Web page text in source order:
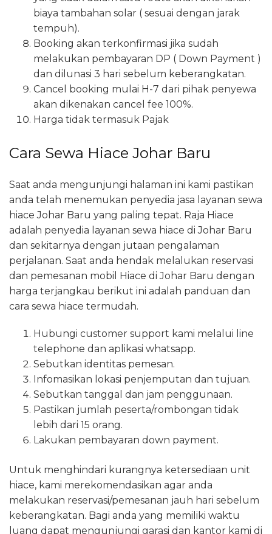
biaya tambahan solar ( sesuai dengan jarak
tempuh).
Booking akan terkonfirmasi jika sudah
melakukan pembayaran DP ( Down Payment )
dan dilunasi 3 hari sebelum keberangkatan.
Cancel booking mulai H-7 dari pihak penyewa
akan dikenakan cancel fee 100%.
Harga tidak termasuk Pajak
Cara Sewa Hiace Johar Baru
Saat anda mengunjungi halaman ini kami pastikan
anda telah menemukan penyedia jasa layanan sewa
hiace Johar Baru yang paling tepat. Raja Hiace
adalah penyedia layanan sewa hiace di Johar Baru
dan sekitarnya dengan jutaan pengalaman
perjalanan. Saat anda hendak melalukan reservasi
dan pemesanan mobil Hiace di Johar Baru dengan
harga terjangkau berikut ini adalah panduan dan
cara sewa hiace termudah.
Hubungi customer support kami melalui line
telephone dan aplikasi whatsapp.
Sebutkan identitas pemesan.
Infomasikan lokasi penjemputan dan tujuan.
Sebutkan tanggal dan jam penggunaan.
Pastikan jumlah peserta/rombongan tidak
lebih dari 15 orang.
Lakukan pembayaran down payment.
Untuk menghindari kurangnya ketersediaan unit
hiace, kami merekomendasikan agar anda
melakukan reservasi/pemesanan jauh hari sebelum
keberangkatan. Bagi anda yang memiliki waktu
luang dapat mengunjungi garasi dan kantor kami di